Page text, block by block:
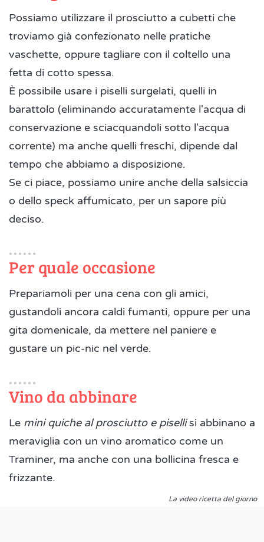
Possiamo utilizzare il prosciutto a cubetti che
troviamo già confezionato nelle pratiche
vaschette, oppure tagliare con il coltello una
fetta di cotto spessa.
È possibile usare i piselli surgelati, quelli in
barattolo (eliminando accuratamente l'acqua di
conservazione e sciacquandoli sotto l'acqua
corrente) ma anche quelli freschi, dipende dal
tempo che abbiamo a disposizione.
Se ci piace, possiamo unire anche della salsiccia
o dello speck affumicato, per un sapore più
deciso.
Per quale occasione
Prepariamoli per una cena con gli amici,
gustandoli ancora caldi fumanti, oppure per una
gita domenicale, da mettere nel paniere e
gustare un pic-nic nel verde.
Vino da abbinare
Le mini quiche al prosciutto e pisellisi abbinano a
meraviglia con un vino aromatico come un
Traminer, ma anche con una bollicina fresca e
frizzante.
La video ricetta del giorno